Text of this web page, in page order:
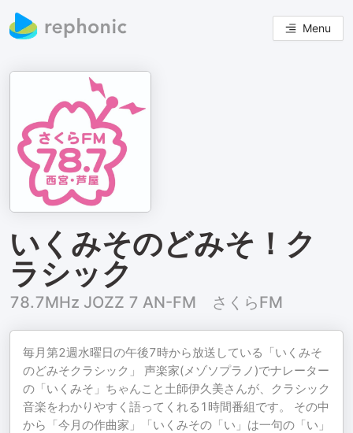
Menu
いくみそのどみそ！ク
ラシック
78.7MHz JOZZ 7 AN-FM さくらFM
毎月第2週水曜日の午後7時から放送している「いくみそ
のどみそクラシック」 声楽家(メゾソプラノ)でナレーター
の「いくみそ」ちゃんこと土師伊久美さんが、クラシック
音楽をわかりやすく語ってくれる1時間番組です。 その中
から「今月の作曲家」「いくみその「い」は一句の「い」